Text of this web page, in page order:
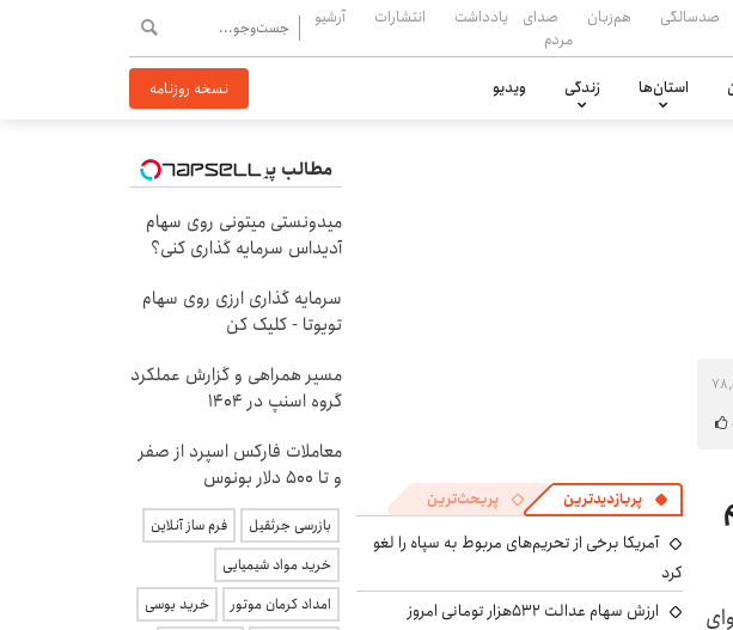
صدسالگی هم‌زبان
صدای
مردم
یادداشت انتشارات آرشیو
استان‌ها زندگی ویدیو نسخه روزنامه
پربازدیدترین پربحث‌ترین
آمریکا برخی از تحریم‌های مربوط به سپاه را لغو
کرد
ارزش سهام عدالت ۵۳۲هزار تومانی امروز
مطالب پیشنهادی
میدونستی میتونی روی سهام
آدیداس سرمایه گذاری کنی؟
سرمایه گذاری ارزی روی سهام
تویوتا - کلیک کن
مسیر همراهی و گزارش عملکرد
گروه اسنپ در ۱۴۰۴
معاملات فارکس اسپرد از صفر
و تا ۵۰۰ دلار بونوس
بازرسی جرثقیل
فرم ساز آنلاین
خرید مواد شیمیایی
امداد کرمان موتور
خرید یوسی